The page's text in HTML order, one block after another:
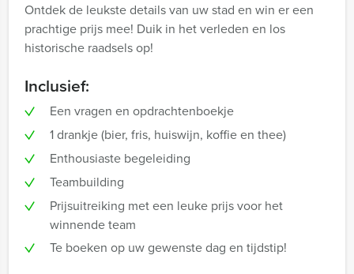
Ontdek de leukste details van uw stad en win er een
prachtige prijs mee! Duik in het verleden en los
historische raadsels op!
Inclusief:
Een vragen en opdrachtenboekje
1 drankje (bier, fris, huiswijn, koffie en thee)
Enthousiaste begeleiding
Teambuilding
Prijsuitreiking met een leuke prijs voor het
winnende team
Te boeken op uw gewenste dag en tijdstip!